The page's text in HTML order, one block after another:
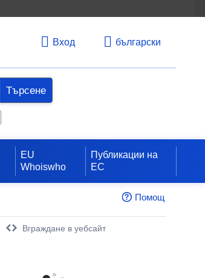
Вход български
Търсене
EU
Whoiswho
Публикации на
ЕС
Помощ
Вграждане в уебсайт